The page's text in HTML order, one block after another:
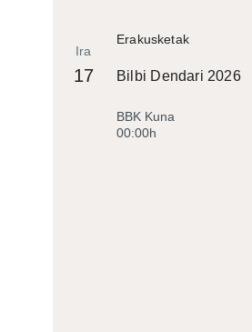
Erakusketak
Ira
17 Bilbi Dendari 2026
BBK Kuna
00:00h